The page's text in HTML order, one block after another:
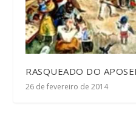
RASQUEADO DO
26 de fevereiro de 2014